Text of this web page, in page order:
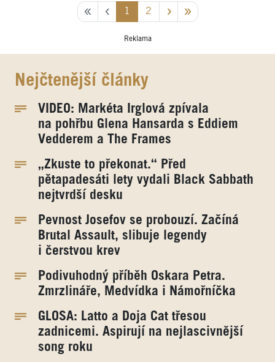
1 2
Reklama
Nejčtenější články
VIDEO: Markéta Irglová zpívala
na pohřbu Glena Hansarda s Eddiem
Vedderem a The Frames
„Zkuste to překonat.“ Před
pětapadesáti lety vydali Black Sabbath
nejtvrdší desku
Pevnost Josefov se probouzí. Začíná
Brutal Assault, slibuje legendy
i čerstvou krev
Podivuhodný příběh Oskara Petra.
Zmrzlináře, Medvídka i Námořníčka
GLOSA: Latto a Doja Cat třesou
zadnicemi. Aspirují na nejlascivnější
song roku